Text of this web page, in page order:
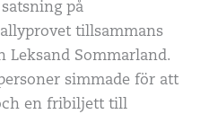
på
tillsammans
Leksand Sommarland.
simmade för att
en fribiljett till